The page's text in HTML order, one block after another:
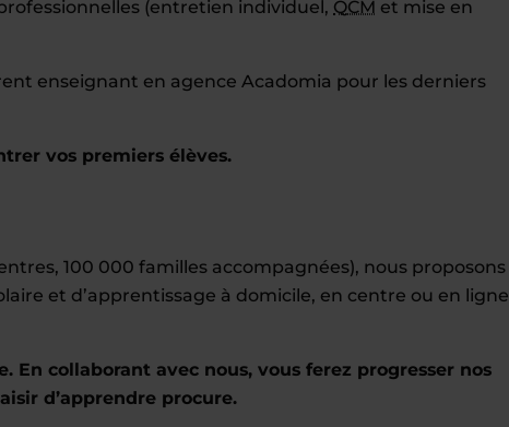
(entretien individuel, QCM et mise en
enseignant en agence Acadomia pour les derniers
vos premiers élèves.
100 000 familles accompagnées), nous proposons
et d’apprentissage à domicile, en centre ou en
En collaborant avec nous, vous ferez progresser nos
d’apprendre procure.